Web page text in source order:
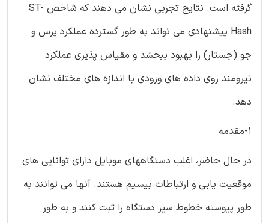
گرفته است. نتایج تجربی نشان می دهند که شاخص ST-
Hash پیشنهادی می تواند به طور گسترده عملکرد پرس و
جو (جستار) را بهبود ببخشد و مقیاس پذیری عملکرد
نیرومند روی داده های ورودی با اندازه های مختلف نشان
دهد.
1-مقدمه
در حال حاضر، اغلب دستگاههای موبایل دارای توانایی های
موقعیت یابی و ارتباطات بیسیم هستند. آنها می توانند به
طور پیوسته خطوط سیر دستگاه را ثبت کنند و به طور